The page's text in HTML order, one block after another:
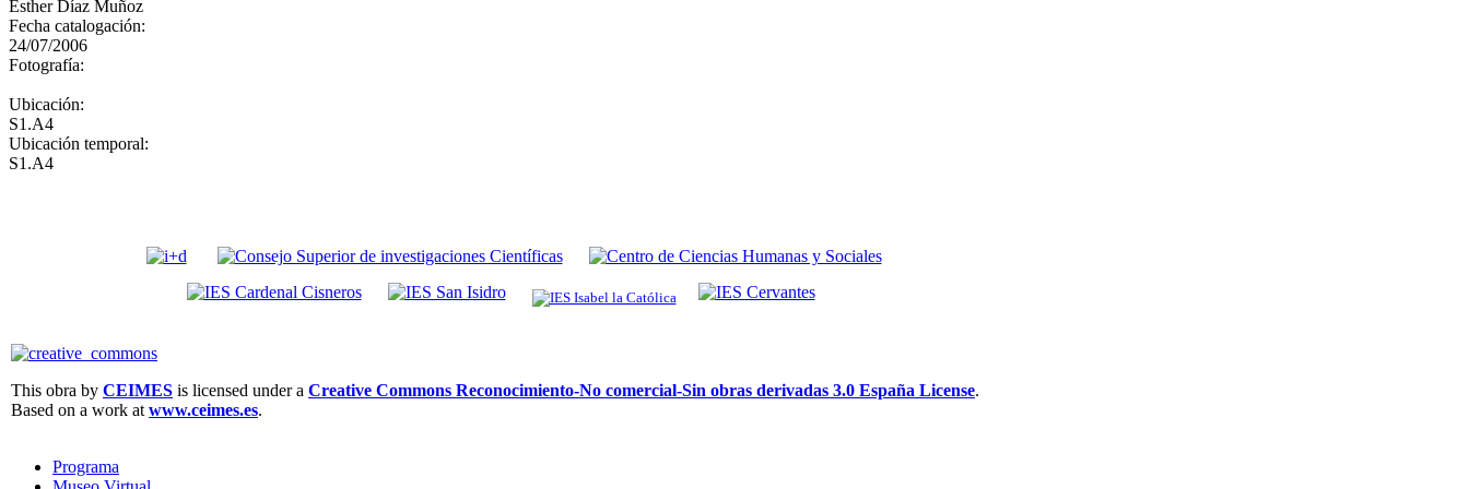
Esther Díaz Muñoz
Fecha catalogación:
24/07/2006
Fotografía:
Ubicación:
S1.A4
Ubicación temporal:
S1.A4
This obra by CEIMES is licensed under a Creative Commons Reconocimiento-No comercial-Sin obras derivadas 3.0 España License.
Based on a work at www.ceimes.es.
Programa